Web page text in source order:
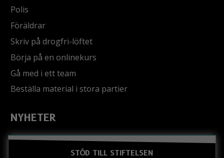
Polis
Föräldrar
Skriv på drogfri-löftet
Börja på en onlinekurs
Gå med i ett team
Beställa material i stora partier
NYHETER
STÖD TILL STIFTELSEN